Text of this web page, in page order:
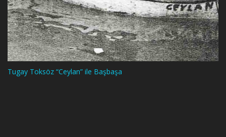
Tugay Toksöz “Ceylan” ile Başbaşa